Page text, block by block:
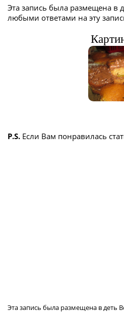
Эта запись была размещена в
любыми ответами на эту
P.S. Если Вам понравилась
Эта запись была размещена в деть